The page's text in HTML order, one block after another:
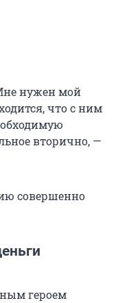
нужен мой
что с ним
вторично, —
совершенно
героем